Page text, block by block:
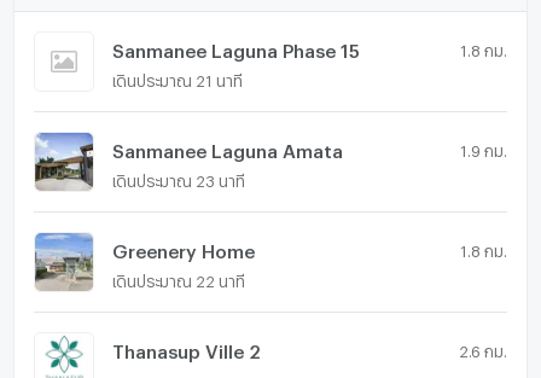
Sanmanee Laguna Phase 15 1.8 กม.
เดินประมาณ 21 นาที
Sanmanee Laguna Amata 1.9 กม.
เดินประมาณ 23 นาที
Greenery Home 1.8 กม.
เดินประมาณ 22 นาที
Thanasup Ville 2 2.6 กม.